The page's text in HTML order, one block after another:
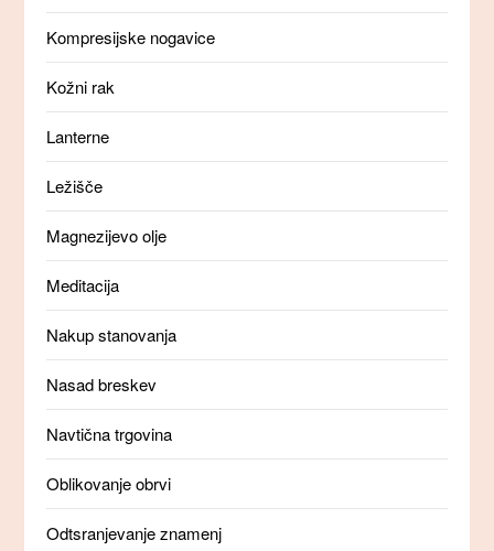
Kompresijske nogavice
Kožni rak
Lanterne
Ležišče
Magnezijevo olje
Meditacija
Nakup stanovanja
Nasad breskev
Navtična trgovina
Oblikovanje obrvi
Odtsranjevanje znamenj